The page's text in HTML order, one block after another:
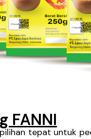
FANNI
pilihan tepat untuk